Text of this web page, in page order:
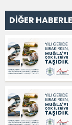
DİĞER